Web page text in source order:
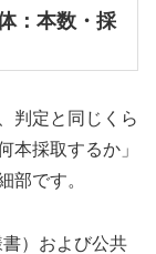
：本数・採
判定と同じくら
本採取するか」
部です。
）および公共